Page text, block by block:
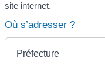
site internet.
Où s’adresser ?
Préfecture